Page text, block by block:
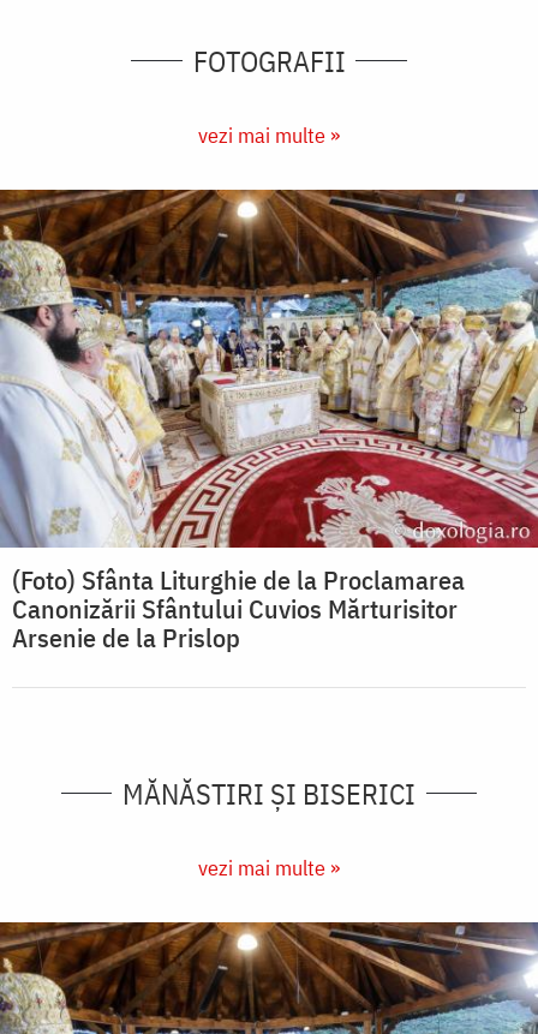
FOTOGRAFII
vezi mai multe »
(Foto) Sfânta Liturghie de la Proclamarea
Canonizării Sfântului Cuvios Mărturisitor
Arsenie de la Prislop
MĂNĂSTIRI ȘI BISERICI
vezi mai multe »